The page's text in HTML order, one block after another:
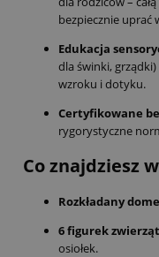
bezpiecznie uprać
Edukacja
dla świnki,
wzroku i dotyku.
Certyfikowane
rygorystyczne
Co znajdziesz
Rozkładany
6 figurek
osiołek.